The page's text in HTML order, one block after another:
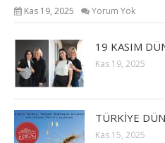
Kas 19, 2025 Yorum Yok
19 KASIM
Kas 19, 2025
TÜRKİYE
Kas 15, 2025